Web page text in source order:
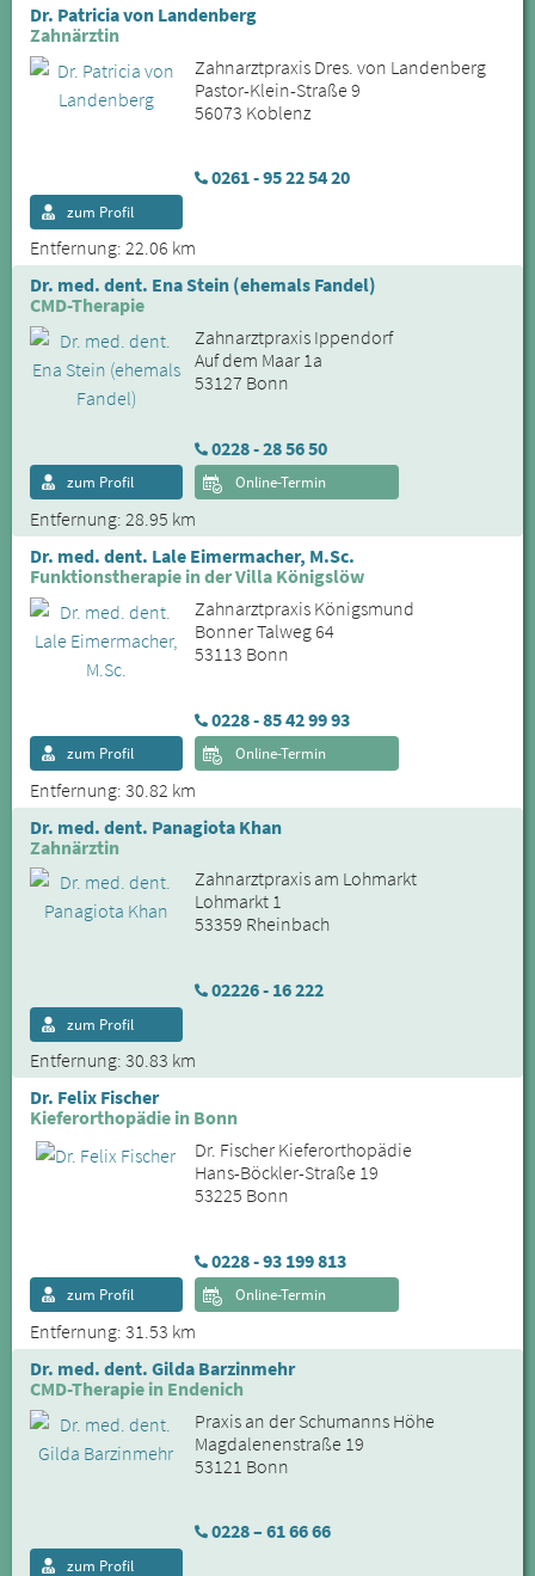
Dr. Patricia von Landenberg
Zahnärztin
Zahnarztpraxis Dres. von Landenberg
Pastor-Klein-Straße 9
56073 Koblenz
0261 - 95 22 54 20
Entfernung: 22.06 km
zum Profil
Dr. med. dent. Ena Stein (ehemals Fandel)
CMD-Therapie
Zahnarztpraxis Ippendorf
Auf dem Maar 1a
53127 Bonn
0228 - 28 56 50
Entfernung: 28.95 km
zum Profil Online-Termin
Dr. med. dent. Lale Eimermacher, M.Sc.
Funktionstherapie in der Villa Königslöw
Zahnarztpraxis Königsmund
Bonner Talweg 64
53113 Bonn
0228 - 85 42 99 93
Entfernung: 30.82 km
zum Profil Online-Termin
Dr. med. dent. Panagiota Khan
Zahnärztin
Zahnarztpraxis am Lohmarkt
Lohmarkt 1
53359 Rheinbach
02226 - 16 222
Entfernung: 30.83 km
zum Profil
Dr. Felix Fischer
Kieferorthopädie in Bonn
Dr. Fischer Kieferorthopädie
Hans-Böckler-Straße 19
53225 Bonn
0228 - 93 199 813
Entfernung: 31.53 km
zum Profil Online-Termin
Dr. med. dent. Gilda Barzinmehr
CMD-Therapie in Endenich
Praxis an der Schumanns Höhe
Magdalenenstraße 19
53121 Bonn
0228 – 61 66 66
zum Profil